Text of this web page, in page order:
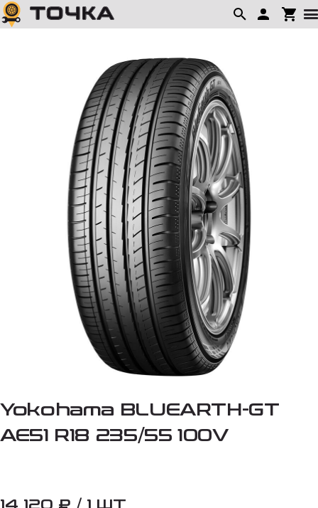
Yokohama BLUEARTH-GT
AE51 R18 235/55 100V
14 120 ₽ / 1 ШТ